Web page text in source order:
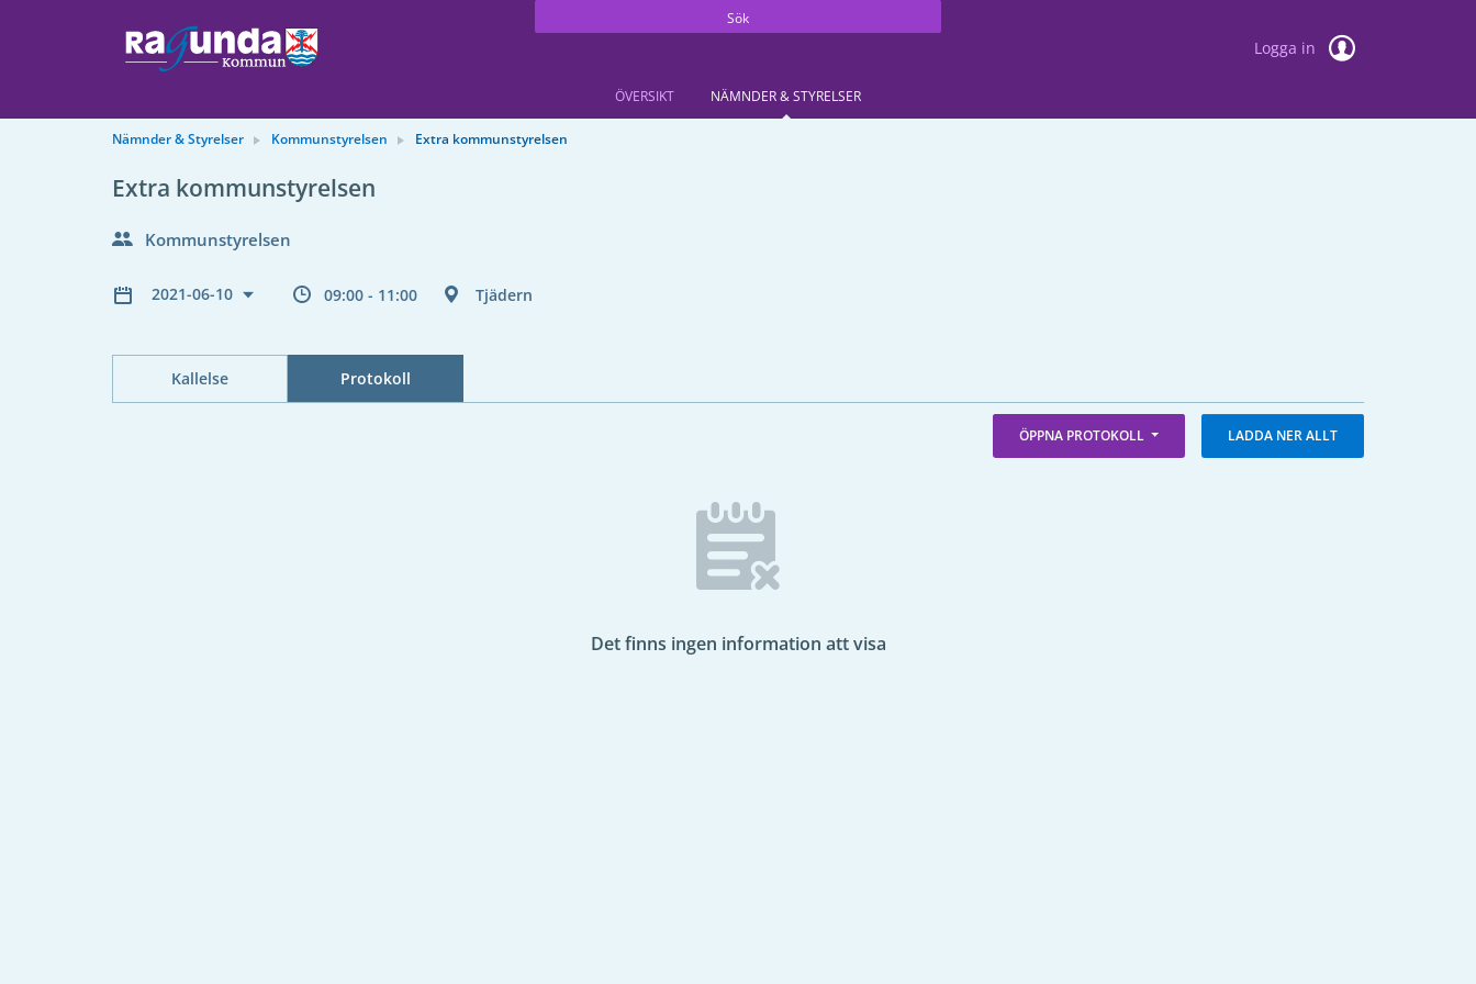
Sök
Logga in
ÖVERSIKT NÄMNDER & STYRELSER
Nämnder & Styrelser Kommunstyrelsen Extra kommunstyrelsen
Extra kommunstyrelsen
Kommunstyrelsen
2021-06-10 09:00 - 11:00 Tjädern
Kallelse Protokoll
ÖPPNA PROTOKOLL LADDA NER ALLT
Det finns ingen information att visa